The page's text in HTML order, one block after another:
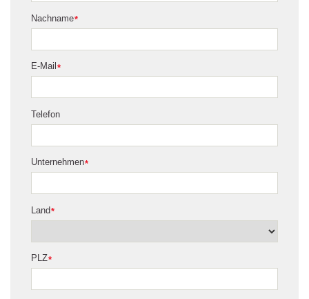
*
Nachname
*
E-Mail
Telefon
*
Unternehmen
*
Land
*
PLZ